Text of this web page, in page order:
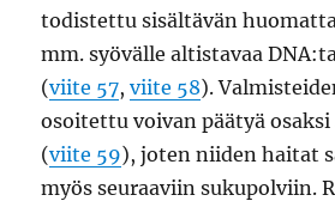
todistettu sisältävän
mm. syövälle altistavaa
(viite 57,viite 58).
osoitettu voivan päätyä
(viite 59), joten niiden haitat
myös seuraaviin sukupolviin.